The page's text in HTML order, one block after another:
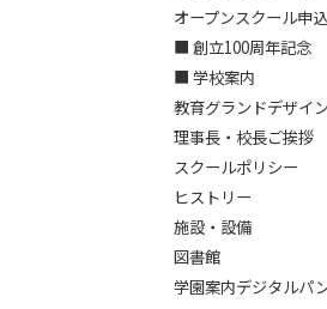
オープンスクール申込
■ 創立100周年記念
■ 学校案内
教育グランドデザイ
理事長・校長ご挨拶
スクールポリシー
ヒストリー
施設・設備
図書館
学園案内デジタルパ